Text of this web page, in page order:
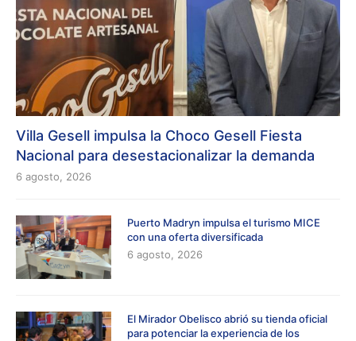
Villa Gesell impulsa la Choco Gesell Fiesta
Nacional para desestacionalizar la demanda
6 agosto, 2026
Puerto Madryn impulsa el turismo MICE
con una oferta diversificada
6 agosto, 2026
El Mirador Obelisco abrió su tienda oficial
para potenciar la experiencia de los